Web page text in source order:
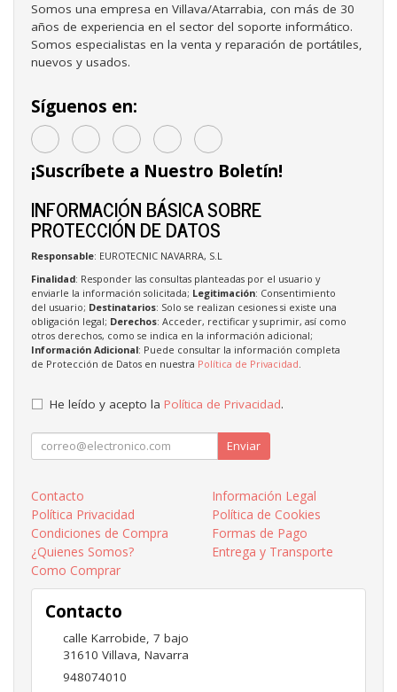
Somos una empresa en Villava/Atarrabia, con más de 30
años de experiencia en el sector del soporte informático.
Somos especialistas en la venta y reparación de portátiles,
nuevos y usados.
Síguenos en:
¡Suscríbete a Nuestro Boletín!
INFORMACIÓN BÁSICA SOBRE
PROTECCIÓN DE DATOS
Responsable: EUROTECNIC NAVARRA, S.L
Finalidad: Responder las consultas planteadas por el usuario y
enviarle la información solicitada; Legitimación: Consentimiento
del usuario; Destinatarios: Solo se realizan cesiones si existe una
obligación legal; Derechos: Acceder, rectificar y suprimir, así como
otros derechos, como se indica en la información adicional;
Información Adicional: Puede consultar la información completa
de Protección de Datos en nuestra Política de Privacidad.
He leído y acepto la Política de Privacidad.
Enviar
Contacto
Información Legal
Política Privacidad
Política de Cookies
Condiciones de Compra
Formas de Pago
¿Quienes Somos?
Entrega y Transporte
Como Comprar
Contacto
calle Karrobide, 7 bajo
31610 Villava Navarra
948074010